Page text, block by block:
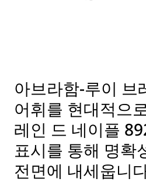
아브라함-루이 브
어휘를 현대적으
레인 드 네이플
표시를 통해 명확
전면에 내세웁니